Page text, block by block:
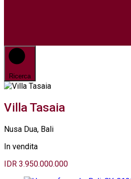
Ricerca
Villa Tasaia
Nusa Dua, Bali
In vendita
IDR 3.950.000.000